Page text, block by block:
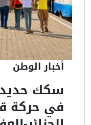
أخبار الوطن
سكك
في حركة